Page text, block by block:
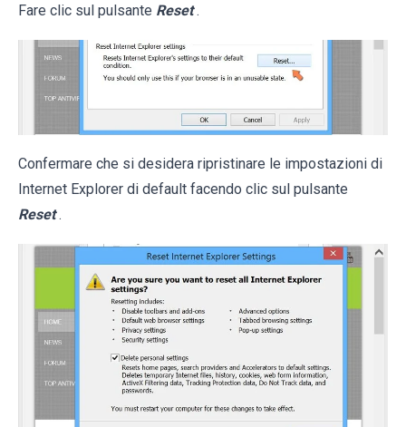
Fare clic sul pulsante Reset .
Confermare che si desidera ripristinare le impostazioni di
Internet Explorer di default facendo clic sul pulsante
Reset .